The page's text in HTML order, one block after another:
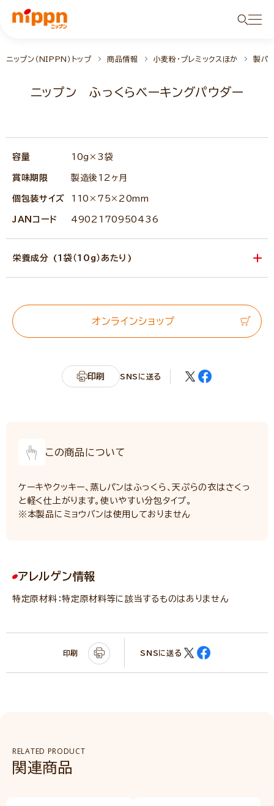
ニップン（NIPPN）トップ 商品情報 小麦粉・プレミックスほか 製パ
ニップン ふっくらベーキングパウダー
容量 10g×3袋
賞味期限 製造後12ヶ月
個包装サイズ 110×75×20mm
JANコード 4902170950436
栄養成分 (1袋（10g）あたり)
0.06g
炭水化物 4.8g
オンラインショップ
印刷 SNSに送る
この商品について
ケーキやクッキー、蒸しパンはふっくら、天ぷらの衣はさくっ
と軽く仕上がります。使いやすい分包タイプ。
※本製品にミョウバンは使用しておりません
アレルゲン情報
特定原材料：特定原材料等に該当するものはありません
印刷 SNSに送る
RELATED PRODUCT
関連商品